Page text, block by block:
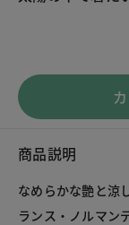
商品説明
なめらかな艶と涼
ランス・ノルマン